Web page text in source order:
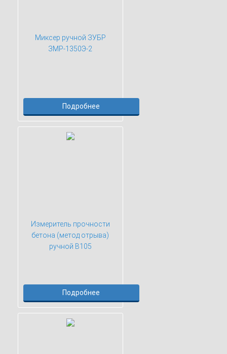
Миксер ручной ЗУБР
ЗМР-1350Э-2
Подробнее
Измеритель прочности
бетона (метод отрыва)
ручной В105
Подробнее